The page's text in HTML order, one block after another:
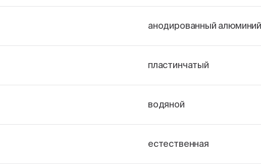
анодированный алюминий
пластинчатый
водяной
естественная